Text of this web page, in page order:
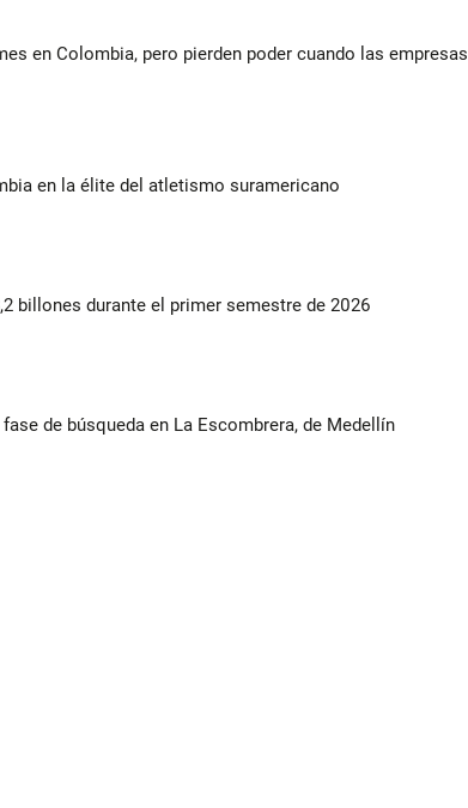
en Colombia, pero pierden poder cuando las empresas
en la élite del atletismo suramericano
billones durante el primer semestre de 2026
de búsqueda en La Escombrera, de Medellín